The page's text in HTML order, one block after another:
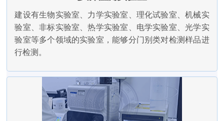
建设有生物实验室、力学实验室、理化试验室、机械实
验室、非标实验室、热学实验室、电学实验室、光学实
验室等多个领域的实验室，能够分门别类对检测样品进
行检测。